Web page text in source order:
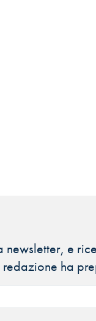
newsletter, e
ha